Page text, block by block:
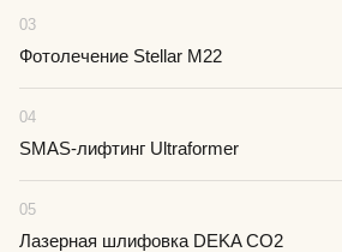
03
Фотолечение Stellar M22
04
SMAS-лифтинг Ultraformer
05
Лазерная шлифовка DEKA CO2
Получить консультацию